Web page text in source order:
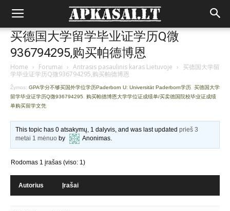
买德国大学留学毕业证学历Q微
936794295,购买帕德博恩
Home › Forumai › Antrasis pasaulinis karas Lietuvoje › 买德国大学留
学毕业证学历Q微936794295,购买帕德博恩
Žymos: GPA学分不够买国外学位学历Paderborn U: Universität Paderborn学历 买德国大学
留学毕业证学历Q微936794295
购买帕德博恩大学学位证成绩单/买卖德国院校毕业证成绩
单购买留学文凭
This topic has 0 atsakymų, 1 dalyvis, and was last updatedprieš 3
metai 1 mėnuo by Anonimas.
Rodomas 1 įrašas (viso: 1)
Autorius Įrašai